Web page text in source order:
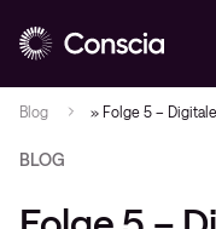
Blog » Folge 5 –
BLOG